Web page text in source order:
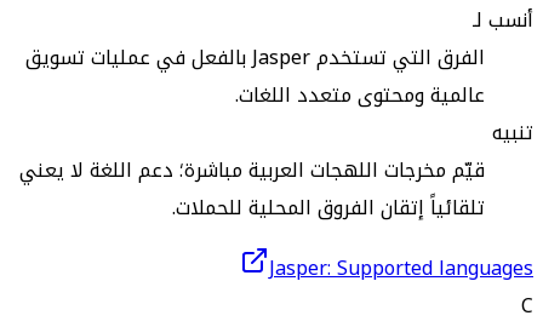
أنسب لـ
الفرق التي تستخدم Jasper بالفعل في عمليات تسويق
عالمية ومحتوى متعدد اللغات.
تنبيه
قيّم مخرجات اللهجات العربية مباشرة؛ دعم اللغة لا يعني
تلقائياً إتقان الفروق المحلية للحملات.
Jasper: Supported languages
C